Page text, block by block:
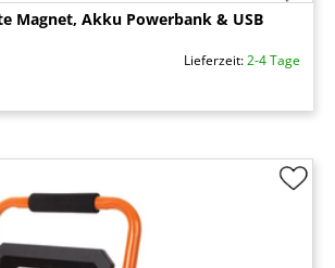
Magnet, Akku Powerbank & USB
Lieferzeit:2-4 Tage